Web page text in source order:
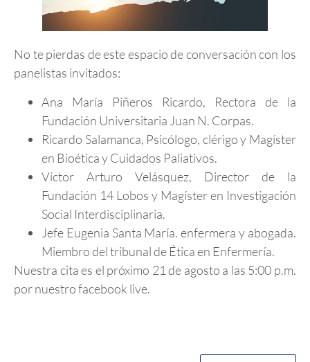
No te pierdas de este espacio de conversación con los
panelistas invitados:
Ana María Piñeros Ricardo, Rectora de la
Fundación Universitaria Juan N. Corpas.
Ricardo Salamanca, Psicólogo, clérigo y Magíster
en Bioética y Cuidados Paliativos.
Víctor Arturo Velásquez, Director de la
Fundación 14 Lobos y Magíster en Investigación
Social Interdisciplinaria.
Jefe Eugenia Santa María. enfermera y abogada.
Miembro del tribunal de Ética en Enfermería.
Nuestra cita es el próximo 21 de agosto a las 5:00 p.m.
por nuestro facebook live.